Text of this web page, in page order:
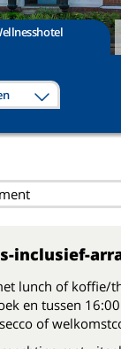
inclusief-
lunch of koffie/
en tussen
of